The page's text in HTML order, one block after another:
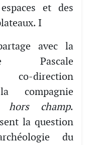
et des
I
avec la
Pascale
direction
compagnie
hors champ.
la question
du